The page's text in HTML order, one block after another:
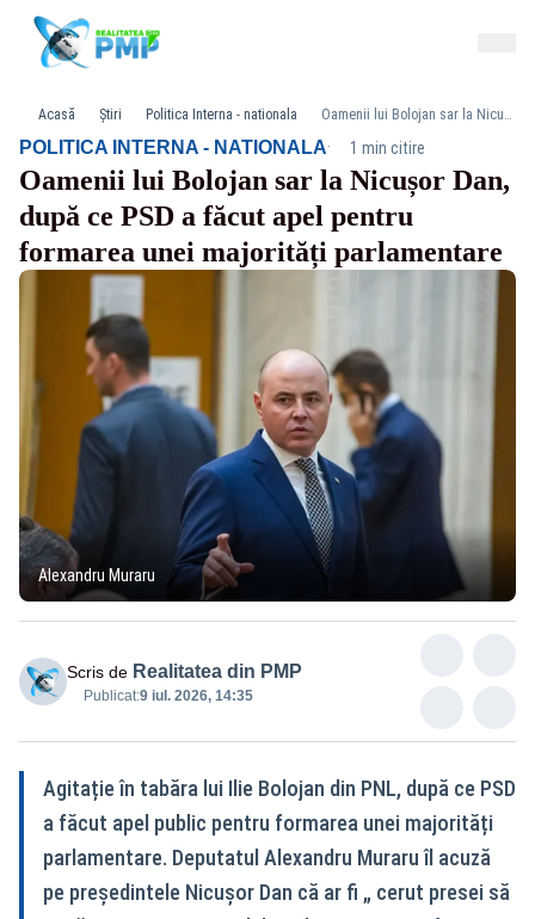
Acasă Știri Politica Interna - nationala Oamenii lui Bolojan sar la Nicușor Dan, după ce PSD a făcut apel pentru formarea unei majorități parlamentare
POLITICA INTERNA - NATIONALA· 1 min citire
Oamenii lui Bolojan sar la Nicușor Dan,
după ce PSD a făcut apel pentru
formarea unei majorități parlamentare
Alexandru Muraru
Scris de Realitatea din PMP
Publicat:9 iul. 2026, 14:35
Agitație în tabăra lui Ilie Bolojan din PNL, după ce PSD
a făcut apel public pentru formarea unei majorități
parlamentare. Deputatul Alexandru Muraru îl acuză
pe președintele Nicușor Dan că ar fi „ cerut presei să